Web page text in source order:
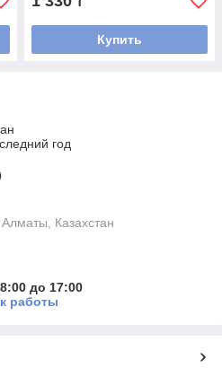
Купить
год
Казахстан
до 17:00
работы